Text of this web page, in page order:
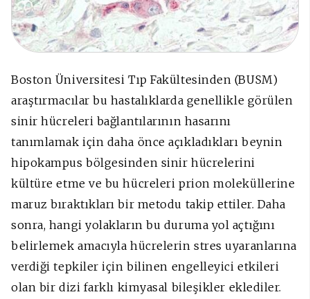
Boston Üniversitesi Tıp Fakültesinden (BUSM)
araştırmacılar bu hastalıklarda genellikle görülen
sinir hücreleri bağlantılarının hasarını
tanımlamak için daha önce açıkladıkları beynin
hipokampus bölgesinden sinir hücrelerini
kültüre etme ve bu hücreleri prion moleküllerine
maruz bıraktıkları bir metodu takip ettiler. Daha
sonra, hangi yolakların bu duruma yol açtığını
belirlemek amacıyla hücrelerin stres uyaranlarına
verdiği tepkiler için bilinen engelleyici etkileri
olan bir dizi farklı kimyasal bileşikler eklediler.